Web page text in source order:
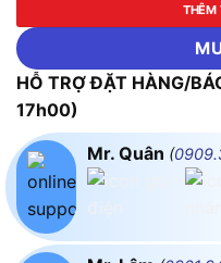
THÊM
HỖ TRỢ ĐẶT HÀNG/
17h00)
Mr. Quân (